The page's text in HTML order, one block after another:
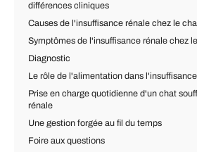
différences cliniques
Causes de l'insuffisance rénale chez le
Symptômes de l'insuffisance rénale chez
Diagnostic
Le rôle de l'alimentation dans
Prise en charge quotidienne d'un chat
rénale
Une gestion forgée au fil du temps
Foire aux questions